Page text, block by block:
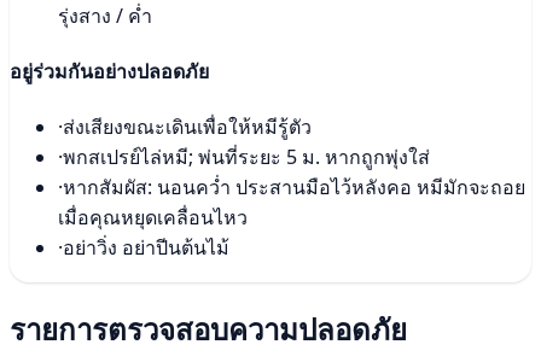
รุ่งสาง / ค่ำ
อยู่ร่วมกันอย่างปลอดภัย
·ส่งเสียงขณะเดินเพื่อให้หมีรู้ตัว
·พกสเปรย์ไล่หมี; พ่นที่ระยะ 5 ม. หากถูกพุ่งใส่
·หากสัมผัส: นอนคว่ำ ประสานมือไว้หลังคอ หมีมักจะถอย
เมื่อคุณหยุดเคลื่อนไหว
·อย่าวิ่ง อย่าปีนต้นไม้
รายการตรวจสอบความปลอดภัย